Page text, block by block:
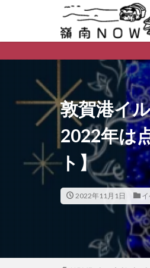
敦賀港イ
2022年は
ト】
2022年11月1日